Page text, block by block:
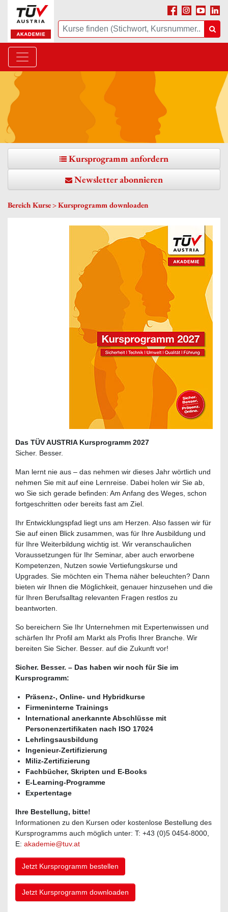
Suche
Facebook
Instagram
Youtube
Bereich Kurse Kursprogramm downloaden
Kursprogramm anfordern
Newsletter abonnieren
Das TÜV AUSTRIA Kursprogramm 2027
Sicher. Besser.
Man lernt nie aus – das nehmen wir dieses Jahr wörtlich und
nehmen Sie mit auf eine Lernreise. Dabei holen wir Sie ab,
wo Sie sich gerade befinden: Am Anfang des Weges, schon
fortgeschritten oder bereits fast am Ziel.
Ihr Entwicklungspfad liegt uns am Herzen. Also fassen wir für
Sie auf einen Blick zusammen, was für Ihre Ausbildung und
für Ihre Weiterbildung wichtig ist. Wir veranschaulichen
Voraussetzungen für Ihr Seminar, aber auch erworbene
Kompetenzen, Nutzen sowie Vertiefungskurse und
Upgrades. Sie möchten ein Thema näher beleuchten? Dann
bieten wir Ihnen die Möglichkeit, genauer hinzusehen und die
für Ihren Berufsalltag relevanten Fragen restlos zu
beantworten.
So bereichern Sie Ihr Unternehmen mit Expertenwissen und
schärfen Ihr Profil am Markt als Profis Ihrer Branche. Wir
bereiten Sie Sicher. Besser. auf die Zukunft vor!
Sicher. Besser. – Das haben wir noch für Sie im
Kursprogramm:
Präsenz-, Online- und Hybridkurse
Firmeninterne Trainings
International anerkannte Abschlüsse mit
Personenzertifikaten nach ISO 17024
Lehrlingsausbildung
Ingenieur-Zertifizierung
Miliz-Zertifizierung
Fachbücher, Skripten und E-Books
E-Learning-Programme
Expertentage
Ihre Bestellung, bitte!
Informationen zu den Kursen oder kostenlose Bestellung des
Kursprogramms auch möglich unter: T: +43 (0)5 0454-8000,
E: akademie@tuv.at
Jetzt Kursprogramm bestellen
Jetzt Kursprogramm downloaden